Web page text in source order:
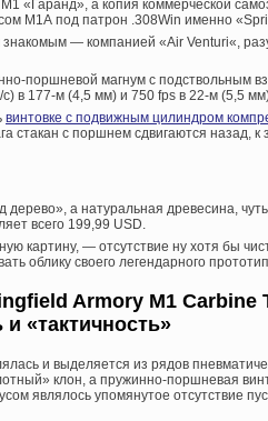
«Гаранд», а копия коммерческой
М1А под патрон .308Win именно
— компанией «Air Venturi«,
поршневой магнум с подствольным
в 177-м (4,5 мм) и 750 fps в 22-м (5,5
винтовке с подвижным цилиндром
стакан с поршнем сдвигаются назад, к
а натуральная древесина,
всего 199,99 USD.
картину, — отсутствие ну хотя бы
облику своего легендарного
Armory M1 Carbine
и «тактичность»
и выделяется из рядов
клон, а пружинно-поршневая
являлось упомянутое отсутствие